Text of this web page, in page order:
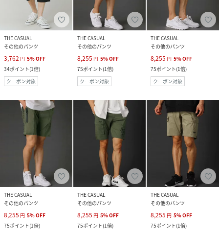
THE CASUAL
その他のパンツ
3,762 円 5%OFF
34ポイント(1倍)
クーポン対象
THE CASUAL
その他のパンツ
8,255 円 5%OFF
75ポイント(1倍)
クーポン対象
THE CASUAL
その他のパンツ
8,255 円 5%OFF
75ポイント(1倍)
クーポン対象
THE CASUAL
その他のパンツ
8,255 円 5%OFF
75ポイント(1倍)
THE CASUAL
その他のパンツ
8,255 円 5%OFF
75ポイント(1倍)
THE CASUAL
その他のパンツ
8,255 円 5%OFF
75ポイント(1倍)